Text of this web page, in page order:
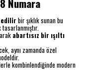
Numara
bir şıklık sunan bu
abartısız bir ışıltı
aynı zamanda özel
kombinlendiğinde modern